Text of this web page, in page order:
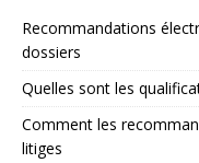
Recommandations
dossiers
Quelles sont les
Comment les
litiges